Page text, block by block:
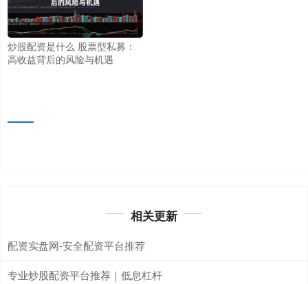
炒股配资是什么 股票型私募：
高收益背后的风险与机遇
相关更新
配资实盘网-安全配资平台推荐
专业炒股配资平台推荐｜低息杠杆